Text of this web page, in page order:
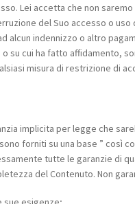
Lei accetta che non
del Suo accesso o
alcun indennizzo o altro
su cui ha fatto affidamento,
misura di restrizione di
implicita per legge che
forniti su una base ” così
tutte le garanzie di
del Contenuto. Non